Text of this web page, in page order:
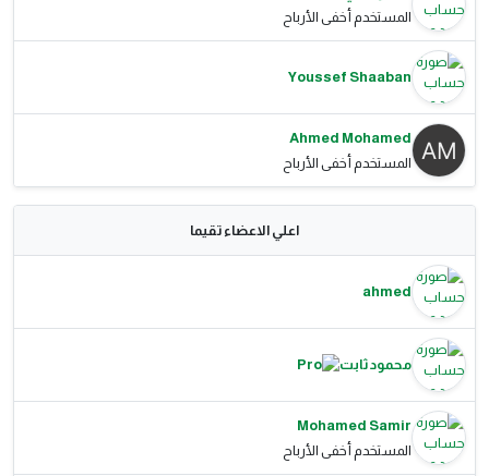
المستخدم أخفى الأرباح
Youssef Shaaban
Ahmed Mohamed
المستخدم أخفى الأرباح
اعلي الاعضاء تقيما
ahmed
محمود ثابت
Mohamed Samir
المستخدم أخفى الأرباح